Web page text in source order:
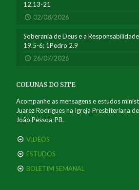
12.13-21
02/08/2026
Soberania de Deus e a
19.5-6; 1Pedro 2.9
26/07/2026
COLUNAS DO SITE
Acompanhe as mensagens e estudos
Juarez Rodrigues na Igreja Presbiteriana
João Pessoa-PB.
VÍDEOS
ESTUDOS
BOLETIM SEMANAL